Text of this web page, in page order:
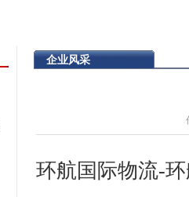
企业风采
环航国际物流-